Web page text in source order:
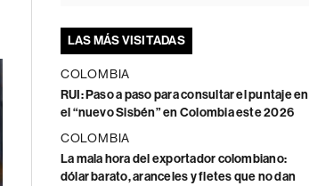
LAS MÁS VISITADAS
COLOMBIA
RUI: Paso a paso para consultar el puntaje en
el “nuevo Sisbén” en Colombia este 2026
COLOMBIA
La mala hora del exportador colombiano:
dólar barato, aranceles y fletes que no dan